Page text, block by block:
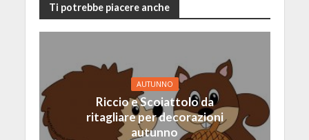
Ti potrebbe piacere anche
AUTUNNO
Riccio e Scoiattolo da
ritagliare per decorazioni
autunno